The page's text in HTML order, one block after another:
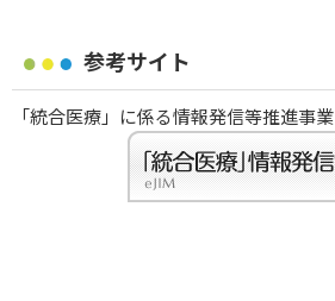
参考サイト
「統合医療」に係る情報発信等推進事業